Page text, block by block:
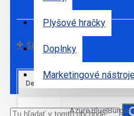
Plyšové hračky
Doplnky
Marketingové
ŠPECIFIKÁCIE
Default
Azure